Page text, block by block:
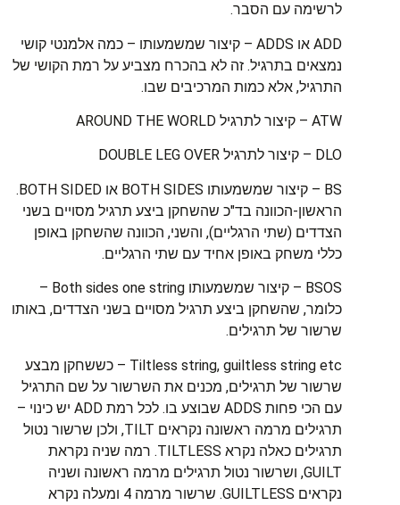
לרשימה עם הסבר.
ADD או ADDS – קיצור שמשמעותו – כמה אלמנטי קושי
נמצאים בתרגיל. זה לא בהכרח מצביע על רמת הקושי של
התרגיל, אלא כמות המרכיבים שבו.
ATW – קיצור לתרגיל AROUND THE WORLD
DLO – קיצור לתרגיל DOUBLE LEG OVER
BS – קיצור שמשמעותו BOTH SIDES או BOTH SIDED.
הראשון-הכוונה בד"כ שהשחקן ביצע תרגיל מסויים בשני
הצדדים (שתי הרגליים), והשני, הכוונה שהשחקן באופן
כללי משחק באופן אחיד עם שתי הרגליים.
BSOS – קיצור שמשמעותו Both sides one string –
כלומר, שהשחקן ביצע תרגיל מסויים בשני הצדדים, באותו
שרשור של תרגילים.
Tiltless string, guiltless string etc – כששחקן מבצע
שרשור של תרגילים, מכנים את השרשור על שם התרגיל
עם הכי פחות ADDS שבוצע בו. לכל רמת ADD יש כינוי –
תרגילים מרמה ראשונה נקראים TILT, ולכן שרשור נטול
תרגילים כאלה נקרא TILTLESS. רמה שניה נקראת
GUILT, ושרשור נטול תרגילים מרמה ראשונה ושניה
נקראים GUILTLESS. שרשור מרמה 4 ומעלה נקרא